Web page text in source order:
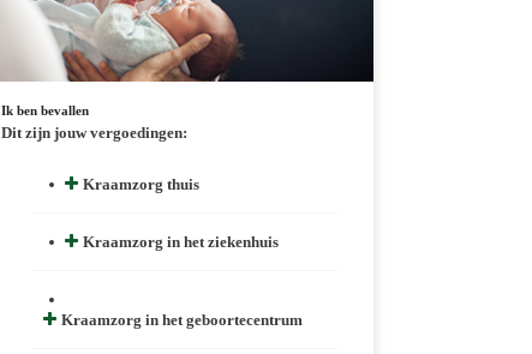
Ik ben bevallen
Dit zijn jouw vergoedingen:
Kraamzorg thuis
Kraamzorg in het ziekenhuis
Kraamzorg in het geboortecentrum